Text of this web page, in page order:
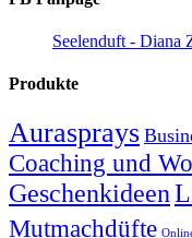
Seelenduft - Diana
Produkte
Aurasprays
Coaching und
Geschenkideen
Mutmachdüfte